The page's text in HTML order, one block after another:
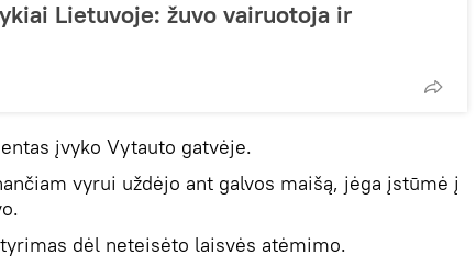
Lietuvoje: žuvo vairuotoja ir
įvyko Vytauto gatvėje.
vyrui uždėjo ant galvos maišą, jėga įstūmė į
dėl neteisėto laisvės atėmimo.